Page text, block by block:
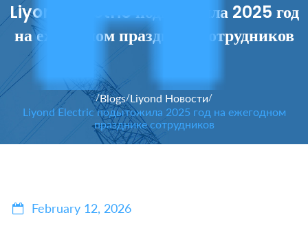
Liyond Electric подытожила 2025 год
на ежегодном празднике сотрудников
/Blogs/Liyond Новости/
Liyond Electric подытожила 2025 год на ежегодном
празднике сотрудников
February 12, 2026